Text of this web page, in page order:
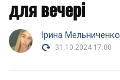
для вечері
Ірина Мельниченко
31.10.2024 17:00